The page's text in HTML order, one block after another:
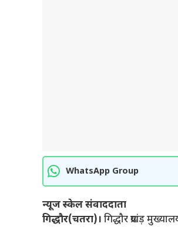
WhatsApp Group
न्यूज स्केल संवाददाता
गिद्धौर(चतरा)। गिद्धौर प्रखंड़